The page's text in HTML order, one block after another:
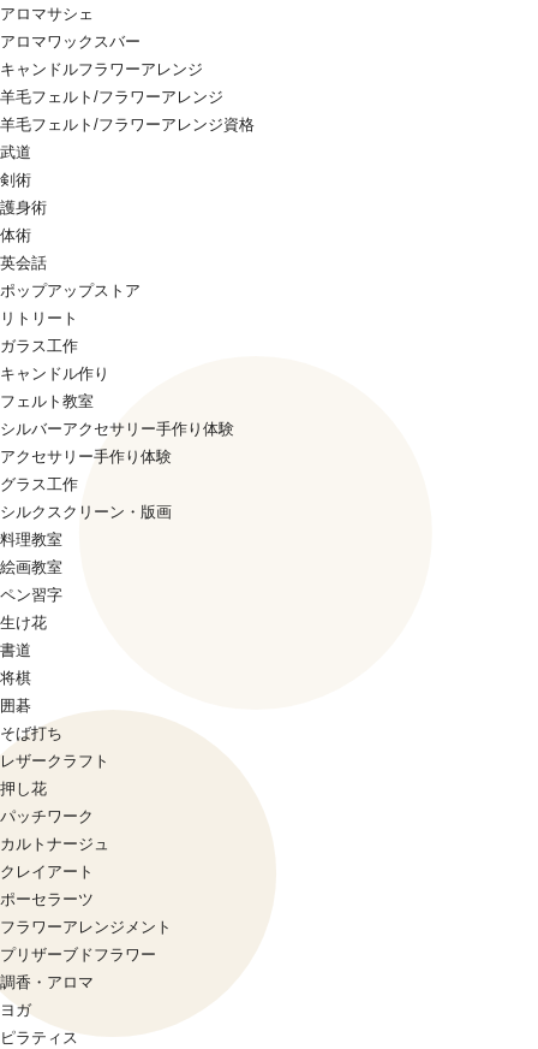
アロマサシェ
アロマワックスバー
キャンドルフラワーアレンジ
羊毛フェルト/フラワーアレンジ
羊毛フェルト/フラワーアレンジ資格
武道
剣術
護身術
体術
英会話
ポップアップストア
リトリート
ガラス工作
キャンドル作り
フェルト教室
シルバーアクセサリー手作り体験
アクセサリー手作り体験
グラス工作
シルクスクリーン・版画
料理教室
絵画教室
ペン習字
生け花
書道
将棋
囲碁
そば打ち
レザークラフト
押し花
パッチワーク
カルトナージュ
クレイアート
ポーセラーツ
フラワーアレンジメント
プリザーブドフラワー
調香・アロマ
ヨガ
ピラティス